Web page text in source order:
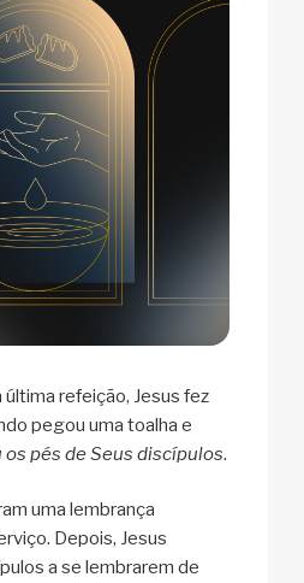
última refeição, Jesus fez
pegou uma toalha e
os pés de Seus discípulos.
uma lembrança
Depois, Jesus
a se lembrarem de